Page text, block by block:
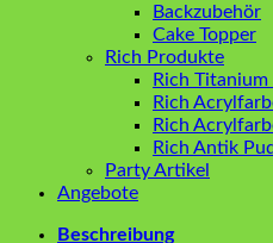
Backzubehör
Cake Topper
Rich Produkte
Rich
Rich
Rich
Rich Antik
Party Artikel
Angebote
Beschreibung